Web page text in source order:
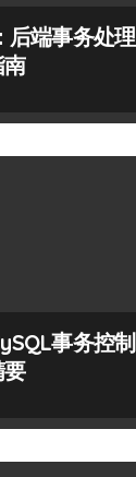
后端事务处理
事务控制